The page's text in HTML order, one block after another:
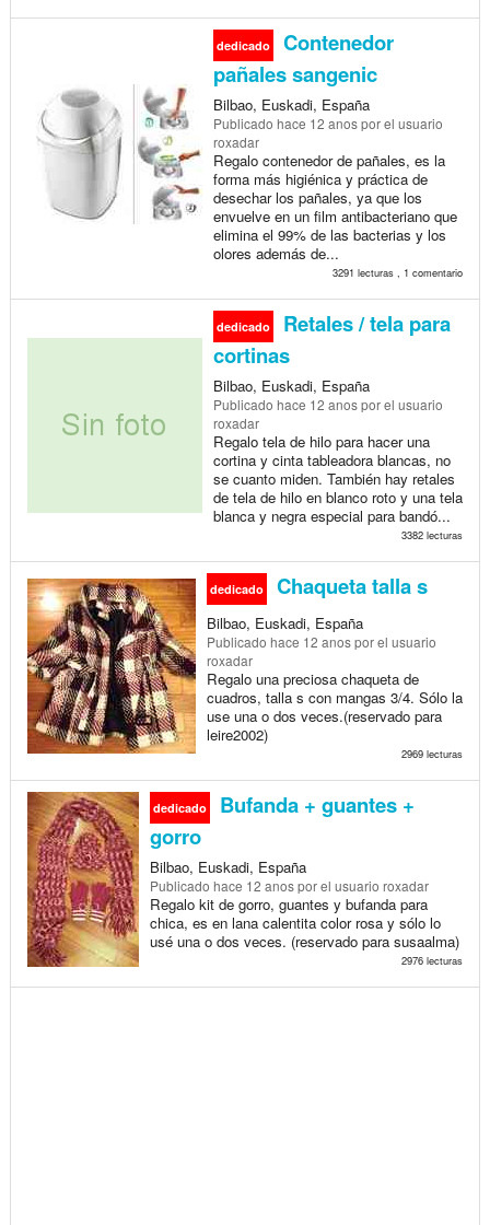
dedicado
Contenedor
pañales sangenic
Bilbao, Euskadi, España
Publicado hace 12 anospor el usuario
roxadar
Regalo contenedor de pañales, es la
forma más higiénica y práctica de
desechar los pañales, ya que los
envuelve en un film antibacteriano que
elimina el 99% de las bacterias y los
olores además de...
3291 lecturas , 1 comentario
dedicado
Retales / tela para
cortinas
Bilbao, Euskadi, España
Publicado hace 12 anospor el usuario
roxadar
Regalo tela de hilo para hacer una
cortina y cinta tableadora blancas, no
se cuanto miden. También hay retales
de tela de hilo en blanco roto y una tela
blanca y negra especial para bandó...
3382 lecturas
dedicado Chaqueta talla s
Bilbao, Euskadi, España
Publicado hace 12 anospor el usuario
roxadar
Regalo una preciosa chaqueta de
cuadros, talla s con mangas 3/4. Sólo la
use una o dos veces.(reservado para
leire2002)
2969 lecturas
dedicado
Bufanda + guantes +
gorro
Bilbao, Euskadi, España
Publicado hace 12 anospor el usuario roxadar
Regalo kit de gorro, guantes y bufanda para
chica, es en lana calentita color rosa y sólo lo
usé una o dos veces. (reservado para susaalma)
2976 lecturas